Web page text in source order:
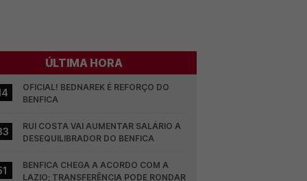
ÚLTIMA HORA
OFICIAL! BEDNAREK É REFORÇO DO
BENFICA
RUI COSTA VAI AUMENTAR SALÁRIO A
DESEQUILIBRADOR DO BENFICA
BENFICA CHEGA A ACORDO COM A
LAZIO; TRANSFERÊNCIA PODE RONDAR